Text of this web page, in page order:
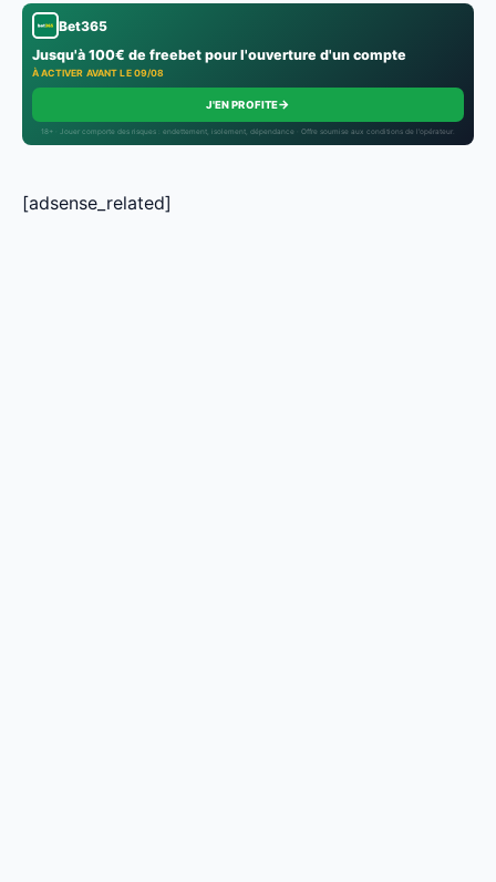
Bet365
Jusqu'à 100€ de freebet pour l'ouverture d'un compte
À ACTIVER AVANT LE 09/08
J'EN PROFITE→
18+ · Jouer comporte des risques : endettement, isolement, dépendance · Offre soumise aux conditions de l’opérateur.
[adsense_related]